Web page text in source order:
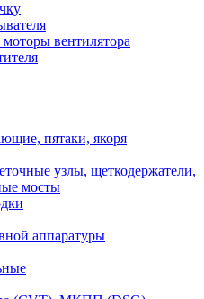
вентилятора
пятаки, якоря
узлы, щеткодержатели,
мосты
аппаратуры